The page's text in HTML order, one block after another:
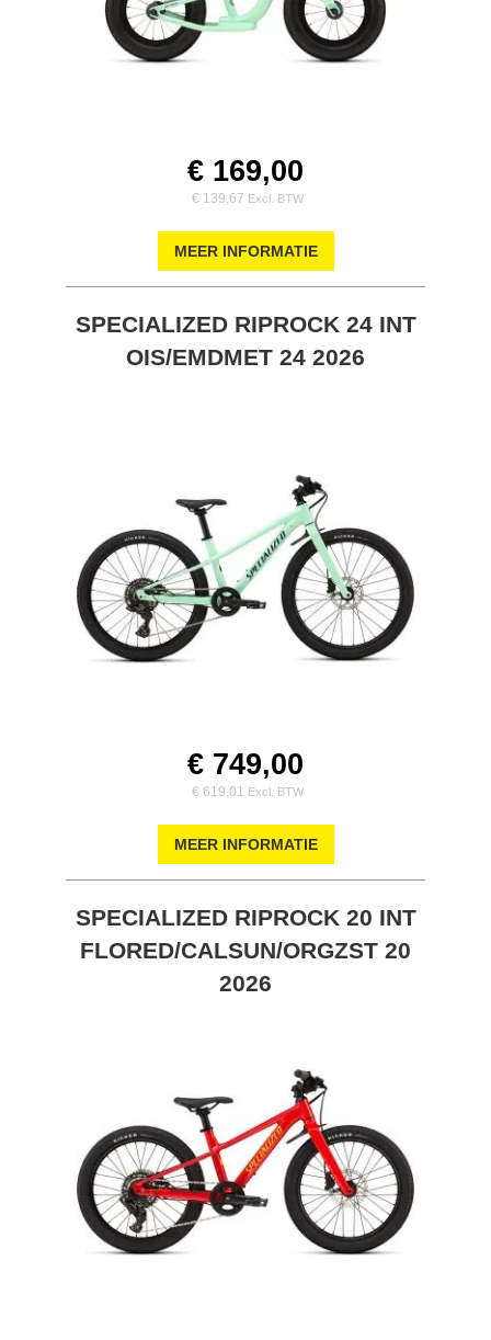
€ 169,00
€ 139,67
MEER INFORMATIE
SPECIALIZED RIPROCK 24 INT
OIS/EMDMET 24 2026
€ 749,00
€ 619,01
MEER INFORMATIE
SPECIALIZED RIPROCK 20 INT
FLORED/CALSUN/ORGZST 20
2026